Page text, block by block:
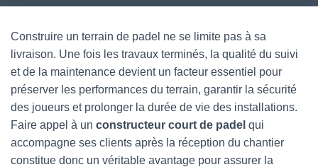
Construire un terrain de padel ne se limite pas à sa
livraison. Une fois les travaux terminés, la qualité du suivi
et de la maintenance devient un facteur essentiel pour
préserver les performances du terrain, garantir la sécurité
des joueurs et prolonger la durée de vie des installations.
Faire appel à un constructeur court de padel qui
accompagne ses clients après la réception du chantier
constitue donc un véritable avantage pour assurer la